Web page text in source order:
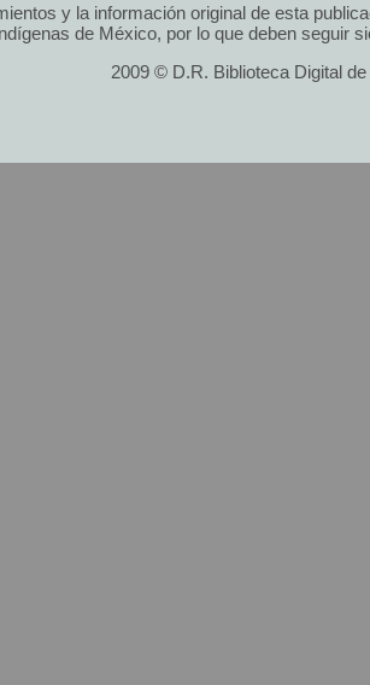
y la información original de esta
de México, por lo que deben seguir
2009 © D.R. Biblioteca Digital